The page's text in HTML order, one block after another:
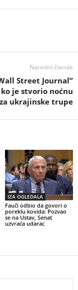
Naredni članak
Street Journal”
je stvorio noćnu
ukrajinske trupe
IZA OGLEDALA
Fauči odbio da govori o
poreklu kovida: Pozvao
se na Ustav, Senat
uzvraća udarac